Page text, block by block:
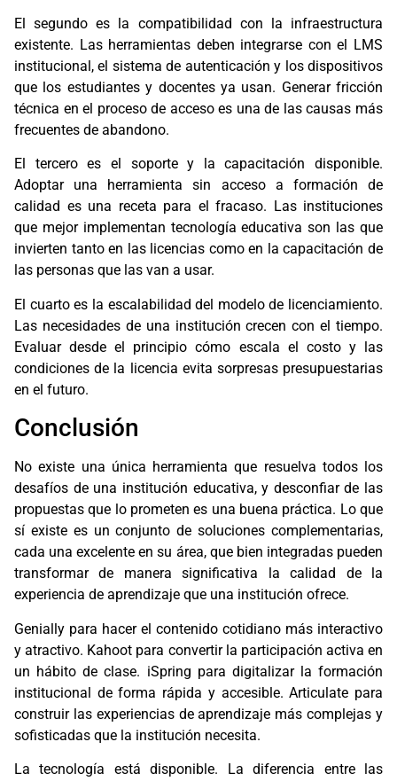
El segundo es la compatibilidad con la infraestructura
existente. Las herramientas deben integrarse con el LMS
institucional, el sistema de autenticación y los dispositivos
que los estudiantes y docentes ya usan. Generar fricción
técnica en el proceso de acceso es una de las causas más
frecuentes de abandono.
El tercero es el soporte y la capacitación disponible.
Adoptar una herramienta sin acceso a formación de
calidad es una receta para el fracaso. Las instituciones
que mejor implementan tecnología educativa son las que
invierten tanto en las licencias como en la capacitación de
las personas que las van a usar.
El cuarto es la escalabilidad del modelo de licenciamiento.
Las necesidades de una institución crecen con el tiempo.
Evaluar desde el principio cómo escala el costo y las
condiciones de la licencia evita sorpresas presupuestarias
en el futuro.
Conclusión
No existe una única herramienta que resuelva todos los
desafíos de una institución educativa, y desconfiar de las
propuestas que lo prometen es una buena práctica. Lo que
sí existe es un conjunto de soluciones complementarias,
cada una excelente en su área, que bien integradas pueden
transformar de manera significativa la calidad de la
experiencia de aprendizaje que una institución ofrece.
Genially para hacer el contenido cotidiano más interactivo
y atractivo. Kahoot para convertir la participación activa en
un hábito de clase. iSpring para digitalizar la formación
institucional de forma rápida y accesible. Articulate para
construir las experiencias de aprendizaje más complejas y
sofisticadas que la institución necesita.
La tecnología está disponible. La diferencia entre las